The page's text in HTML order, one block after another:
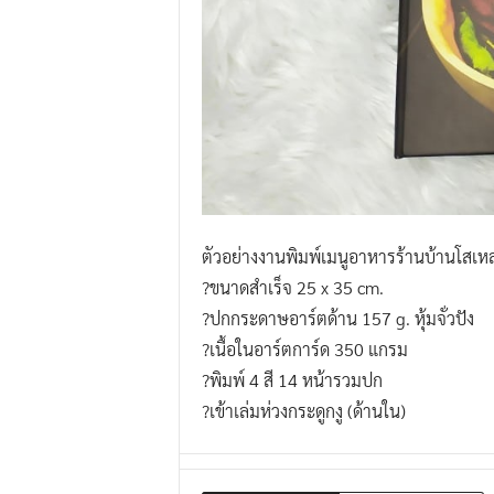
ตัวอย่างงานพิมพ์เมนูอาหารร้านบ้านโสเห
?ขนาดสำเร็จ 25 x 35 cm.
?ปกกระดาษอาร์ตด้าน 157 g. หุ้มจั่วปัง
?เนื้อในอาร์ตการ์ด 350 แกรม
?พิมพ์ 4 สี 14 หน้ารวมปก
?เข้าเล่มห่วงกระดูกงู (ด้านใน)